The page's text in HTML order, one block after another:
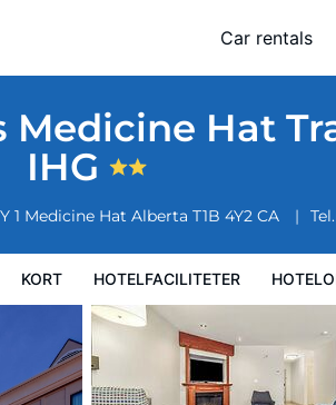
Car rentals
Hat
IHG
1 Medicine Hat Alberta T1B 4Y2 CA Tel.
KORT HOTELFACILITETER
by IHG